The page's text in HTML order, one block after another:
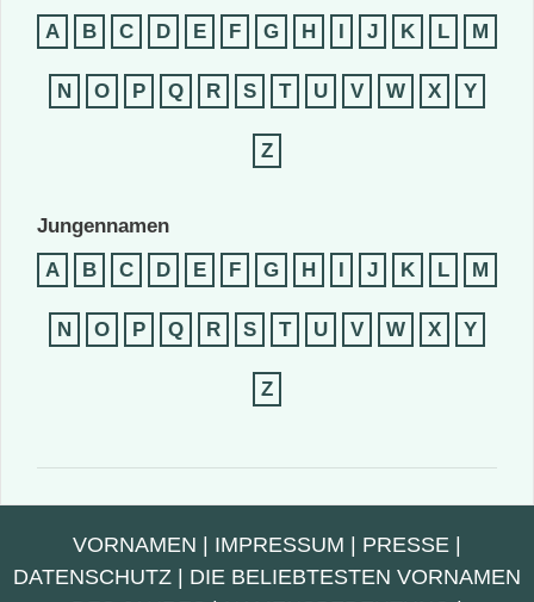
A
B C D E F G H I J K L M
N O P Q R S T U V W X Y
Z
Jungennamen
A
B C D E F G H I J K L M
N O P Q R S T U V W X Y
Z
VORNAMEN | IMPRESSUM | PRESSE |
DATENSCHUTZ | DIE BELIEBTESTEN VORNAMEN